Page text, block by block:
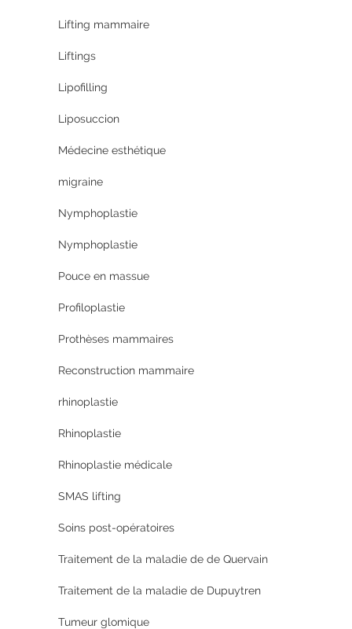
Lifting mammaire
Liftings
Lipofilling
Liposuccion
Médecine esthétique
migraine
Nymphoplastie
Nymphoplastie
Pouce en massue
Profiloplastie
Prothèses mammaires
Reconstruction mammaire
rhinoplastie
Rhinoplastie
Rhinoplastie médicale
SMAS lifting
Soins post-opératoires
Traitement de la maladie de de Quervain
Traitement de la maladie de Dupuytren
Tumeur glomique